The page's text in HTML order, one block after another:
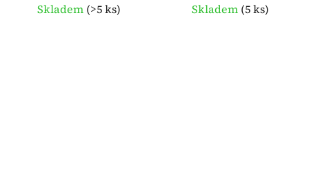
Skladem (>5 ks)
hodnocení
Skladem (5 ks)